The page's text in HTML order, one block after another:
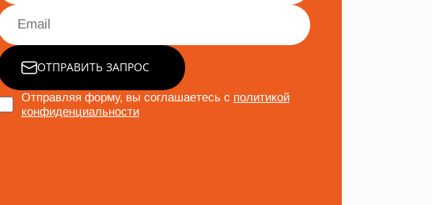
ОТПРАВИТЬ ЗАПРОС
Отправляя форму, вы соглашаетесь с политикой
конфиденциальности